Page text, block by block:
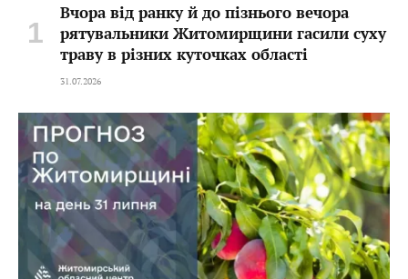
Вчора від ранку й до пізнього вечора
рятувальники Житомирщини гасили суху
траву в різних куточках області
31.07.2026